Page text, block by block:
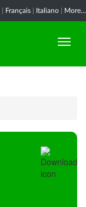
Français Italiano More...